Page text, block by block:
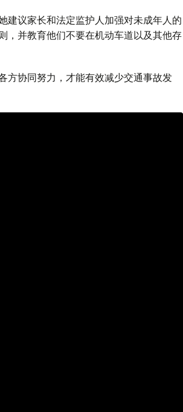
建议家长和法定监护人加强对未成年人的
，并教育他们不要在机动车道以及其他存
方协同努力，才能有效减少交通事故发